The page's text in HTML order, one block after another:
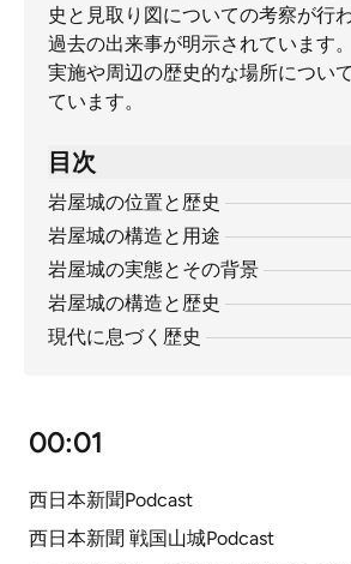
史と見取り図についての考察が行
過去の出来事が明示されています
実施や周辺の歴史的な場所につい
ています。
目次
岩屋城の位置と歴史
岩屋城の構造と用途
岩屋城の実態とその背景
岩屋城の構造と歴史
現代に息づく歴史
00:01
西日本新聞Podcast
西日本新聞 戦国山城Podcast